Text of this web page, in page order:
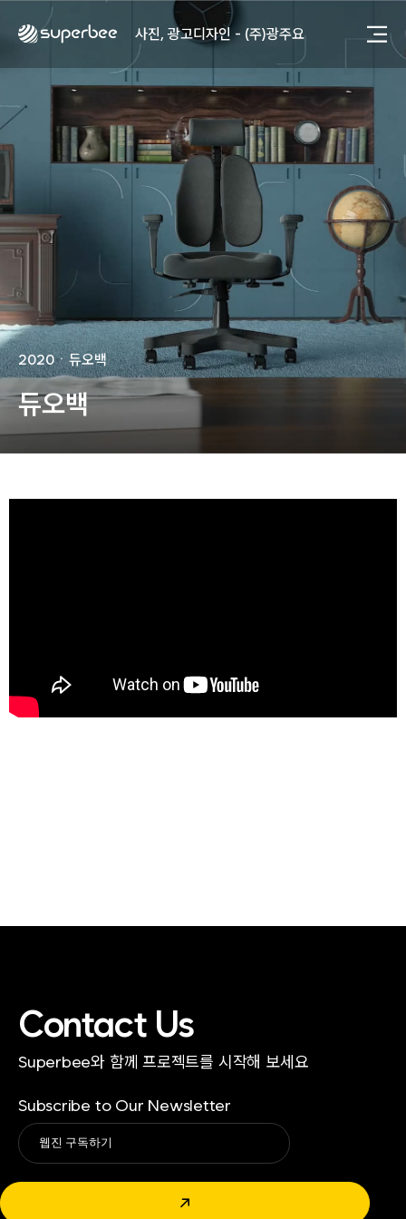
사진, 광고디자인 - (주)화요
사진, 광고디자인 - (주)광주요
웹사이트 - (주)세스코
제품디자인 - 삼성전자㈜
동영상, CI - 카피어랜드㈜
동영상, 홈페이지 - (주)분독
동영상, 카탈로그 - 피자마루
웹사이트 - 백조씽크
사진, 광고디자인 - 중외제약
패키지, 디자인 - 고려은단
동영상 - (주)듀오백
동영상 - ㈜고피자
동영상 - 모모스커피㈜
동영상 - 삼양홀딩스
동영상 - 킷캣
사진, 광고디자인 - (주)화요
사진, 광고디자인 - (주)광주요
웹사이트 - (주)세스코
제품디자인 - 삼성전자㈜
동영상, CI - 카피어랜드㈜
2020ㆍ듀오백
듀오백
Contact Us
Superbee와 함께 프로젝트를 시작해 보세요
Subscribe to Our Newsletter
↗
Alternative: